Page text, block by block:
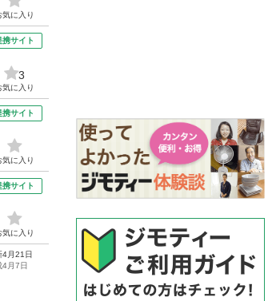
気に入り
携サイト
3
気に入り
携サイト
気に入り
携サイト
気に入り
4月21日
4月7日